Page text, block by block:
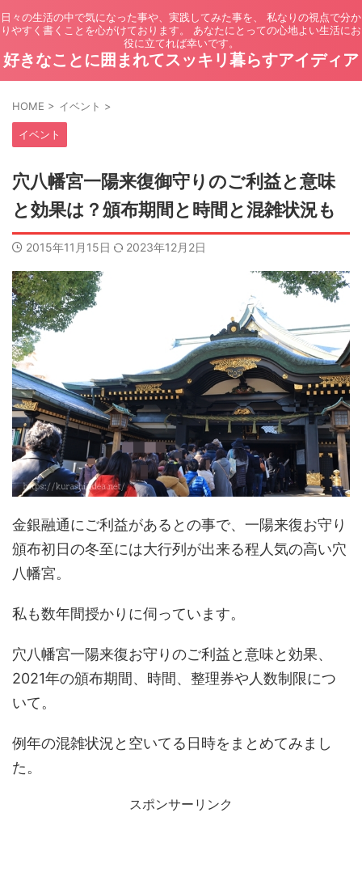
日々の生活の中で気になった事や、実践してみた事を、 私なりの視点で分か
りやすく書くことを心がけております。 あなたにとっての心地よい生活にお
役に立てれば幸いです。
好きなことに囲まれてスッキリ暮らすアイディア
HOME > イベント >
イベント
穴八幡宮一陽来復御守りのご利益と意味
と効果は？頒布期間と時間と混雑状況も
2015年11月15日 2023年12月2日
金銀融通にご利益があるとの事で、一陽来復お守り
頒布初日の冬至には大行列が出来る程人気の高い穴
八幡宮。
私も数年間授かりに伺っています。
穴八幡宮一陽来復お守りのご利益と意味と効果、
2021年の頒布期間、時間、整理券や人数制限につ
いて。
例年の混雑状況と空いてる日時をまとめてみまし
た。
スポンサーリンク